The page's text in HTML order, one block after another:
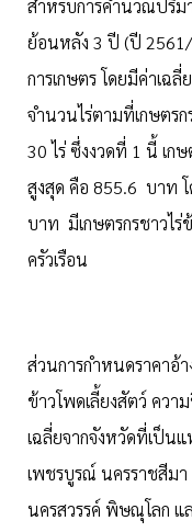
สำหรับการคำนวณปริม
ย้อนหลัง 3 ปี (ปี 2561/
การเกษตร โดยมีค่าเฉ
จำนวนไร่ตามที่เกษตรก
30 ไร่ ซึ่งงวดที่ 1 นี้ เก
สูงสุด คือ 855.6 บาท โ
บาท มีเกษตรกรชาวไ
ครัวเรือน
ส่วนการกำหนดราคาอ้
ข้าวโพดเลี้ยงสัตว์ ควา
เฉลี่ยจากจังหวัดที่เป็น
เพชรบูรณ์ นครราชสีมา
นครสวรรค์ พิษณุโลก แ